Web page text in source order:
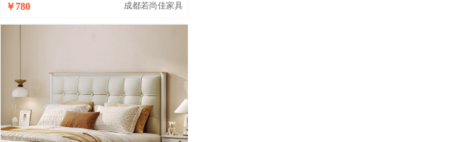
￥780 成都若尚佳家具